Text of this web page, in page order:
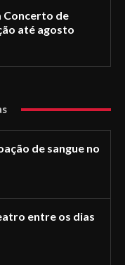
Concerto de
até agosto
de sangue no
entre os dias